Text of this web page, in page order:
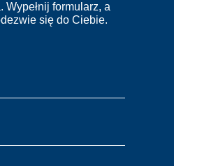
formularz, a
się do Ciebie.